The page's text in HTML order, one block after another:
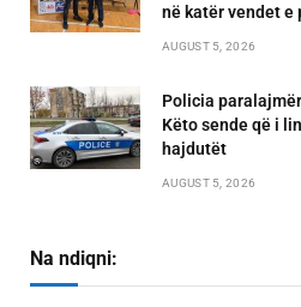
në katër vendet e
AUGUST 5, 2026
Policia
Këto sende që i
hajdutët
AUGUST 5, 2026
Na ndiqni: